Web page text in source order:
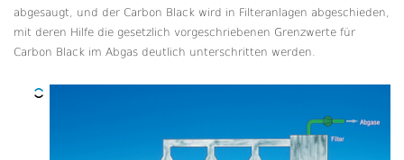
abgesaugt, und der Carbon Black wird in Filteranlagen abgeschieden,
mit deren Hilfe die gesetzlich vorgeschriebenen Grenzwerte für
Carbon Black im Abgas deutlich unterschritten werden.